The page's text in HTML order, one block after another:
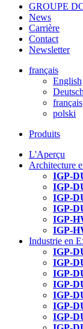
GROUPE
News
Carrière
Contact
Newsletter
français
English
Deutsch
français
polski
Produits
L'Aperçu
Architecture
IGP-
IGP-
IGP-
IGP-
IGP-
IGP-
Industrie en
IGP-
IGP-
IGP-
IGP-
IGP-
IGP-
IGP-